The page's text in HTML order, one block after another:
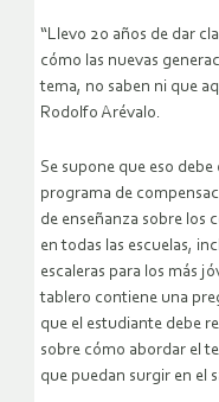
“Llevo 20 años de dar
cómo las nuevas
tema, no saben ni que
Rodolfo Arévalo.
Se supone que eso
programa de
de enseñanza sobre los
en todas las escuelas,
escaleras para los más
tablero contiene una
que el estudiante debe
sobre cómo abordar el
que puedan surgir en el